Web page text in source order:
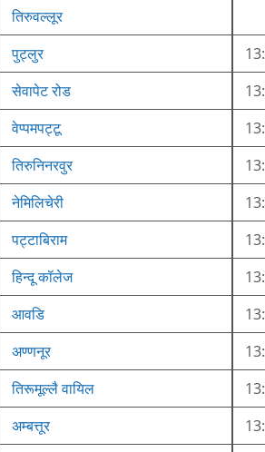
तिरुवल्लूर
पुट्लुर
सेवापेट रोड
वेप्पमपट्टू
तिरुनिनरवुर
नेमिलिचेरी
पट्टाबिराम
हिन्दू कॉलेज
आवडि
अण्णनूर
तिरूमूल्लै वायिल
अम्बत्तूर